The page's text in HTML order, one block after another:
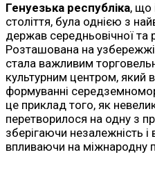
Генуезька республіка, що
століття, була однією з
держав середньовічної
Розташована на узбережжі
стала важливим
культурним центром, який
формуванні
це приклад того, як
перетворилося на одну з
зберігаючи незалежність
впливаючи на міжнародну